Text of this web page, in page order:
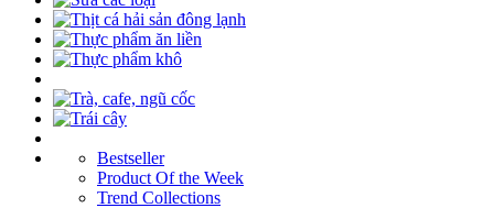
Bestseller
Product Of the Week
Trend Collections